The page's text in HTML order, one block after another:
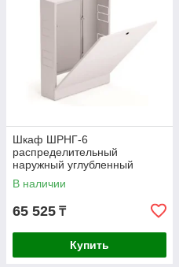
Шкаф ШРНГ-6
распределительный
наружный углубленный
(смесительные узлы входят)
В наличии
65 525 ₸
Купить